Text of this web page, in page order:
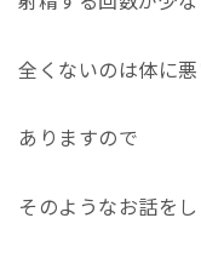
全くないのは体に
ありますので
そのようなお話をし